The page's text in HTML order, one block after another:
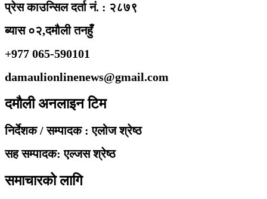
प्रेस काउन्सिल दर्ता नं. : २८७९
ब्यास ०२,दमौली तनहुँ
+977 065-590101
damaulionlinenews@gmail.com
दमौली अनलाइन टिम
निर्देशक / सम्पादक : एलोज श्रेष्ठ
सह सम्पादक: एल्जस श्रेष्ठ
समाचारको लागि